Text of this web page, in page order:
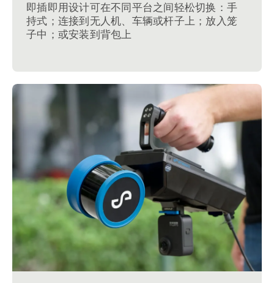
即插即用设计可在不同平台之间轻松切换：手
持式；连接到无人机、车辆或杆子上；放入笼
子中；或安装到背包上